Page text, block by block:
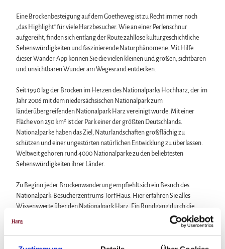
Eine Brockenbesteigung auf dem Goetheweg ist zu Recht immer noch
„das Highlight“ für viele Harzbesucher. Wie an einer Perlenschnur
aufgereiht, finden sich entlang der Route zahllose kulturgeschichtliche
Sehenswürdigkeiten und faszinierende Naturphänomene. Mit Hilfe
dieser Wander-App können Sie die vielen kleinen und großen, sichtbaren
und unsichtbaren Wunder am Wegesrand entdecken.
Seit 1990 lag der Brocken im Herzen des Nationalparks Hochharz, der im
Jahr 2006 mit dem niedersächsischen Nationalpark zum
länderübergreifenden Nationalpark Harz vereinigt wurde. Mit einer
Fläche von 250 km² ist der Park einer der größten Deutschlands.
Nationalparke haben das Ziel, Naturlandschaften großflächig zu
schützen und einer ungestörten natürlichen Entwicklung zu überlassen.
Weltweit gehören rund 4000 Nationalparke zu den beliebtesten
Sehenswürdigkeiten ihrer Länder.
Zu Beginn jeder Brockenwanderung empfiehlt sich ein Besuch des
Nationalpark-Besucherzentrums TorfHaus. Hier erfahren Sie alles
Wissenswerte über den Nationalpark Harz. Ein Rundgang durch die
Ausstellung zeigt Ihnen, was Sie auf Ihrer Tour zum Brocken erwartet,
und stimmt Sie auf die einzigartige Landschaft im Nationalpark Harz ein.